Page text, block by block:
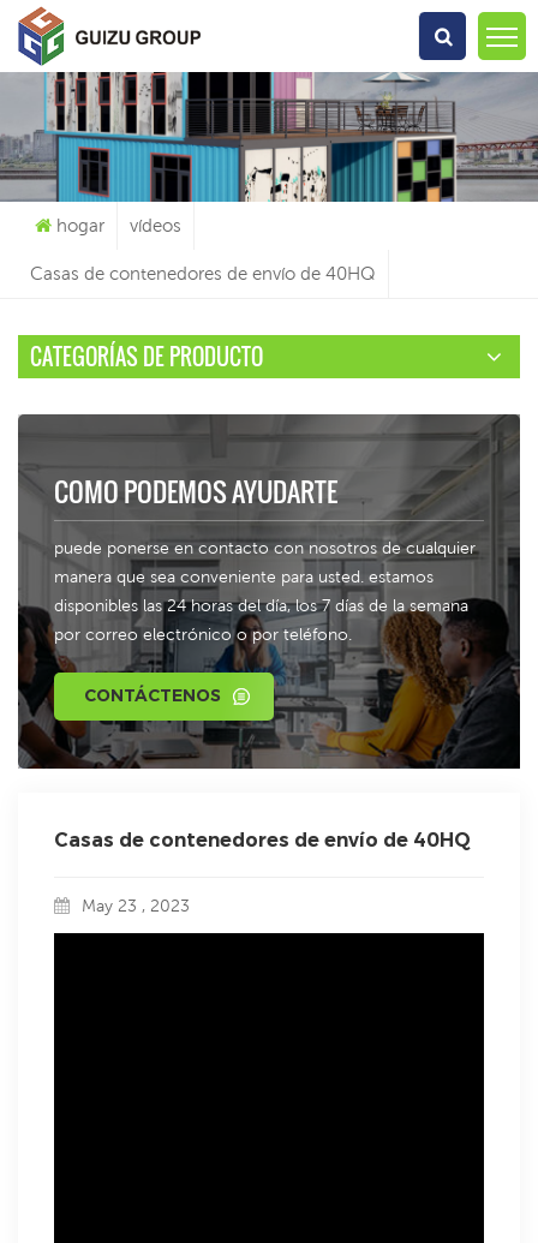
Qué Estás Buscando?
hogar vídeos
Casas de contenedores de envío de 40HQ
CATEGORÍAS DE PRODUCTO
COMO PODEMOS AYUDARTE
puede ponerse en contacto con nosotros de cualquier
manera que sea conveniente para usted. estamos
disponibles las 24 horas del día, los 7 días de la semana
por correo electrónico o por teléfono.
CONTÁCTENOS
Casas de contenedores de envío de 40HQ
May 23 , 2023